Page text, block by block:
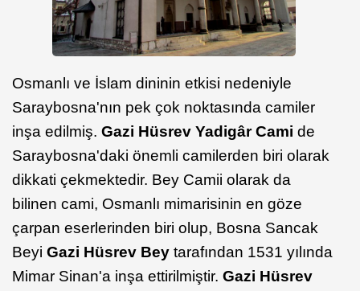
Osmanlı ve İslam dininin etkisi nedeniyle
Saraybosna'nın pek çok noktasında camiler
inşa edilmiş. Gazi Hüsrev Yadigâr Cami de
Saraybosna'daki önemli camilerden biri olarak
dikkati çekmektedir. Bey Camii olarak da
bilinen cami, Osmanlı mimarisinin en göze
çarpan eserlerinden biri olup, Bosna Sancak
Beyi Gazi Hüsrev Bey tarafından 1531 yılında
Mimar Sinan'a inşa ettirilmiştir. Gazi Hüsrev